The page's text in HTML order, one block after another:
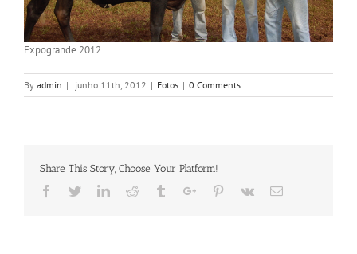
Expogrande 2012
By admin | junho 11th, 2012 | Fotos | 0 Comments
Share This Story, Choose Your Platform!
Facebook
TwitterLinkedinReddit TumblrGoogle+Pinterest
Vk Email